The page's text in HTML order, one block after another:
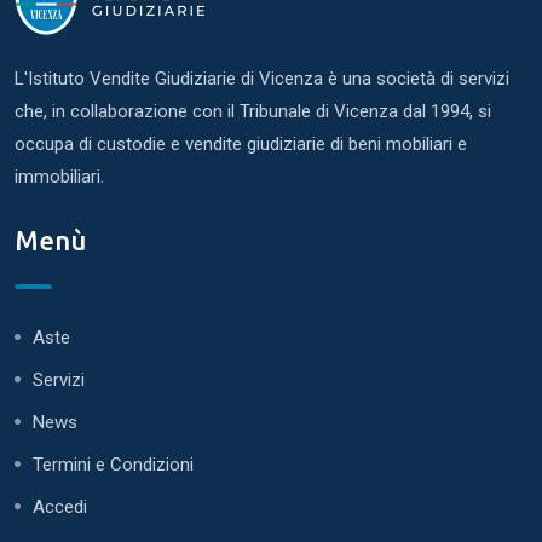
L'Istituto Vendite Giudiziarie di Vicenza è una società di servizi
che, in collaborazione con il Tribunale di Vicenza dal 1994, si
occupa di custodie e vendite giudiziarie di beni mobiliari e
immobiliari.
Menù
Aste
Servizi
News
Termini e Condizioni
Accedi